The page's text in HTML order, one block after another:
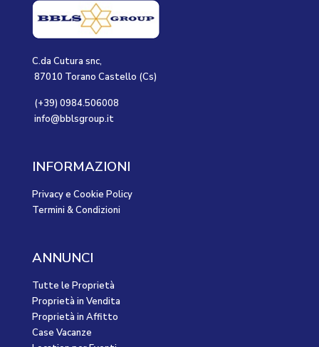
C.da Cutura snc,
87010 Torano Castello (Cs)
(+39) 0984.506008
info@bblsgroup.it
INFORMAZIONI
Privacy e Cookie Policy
Termini & Condizioni
ANNUNCI
Tutte le Proprietà
Proprietà in Vendita
Proprietà in Affitto
Case Vacanze